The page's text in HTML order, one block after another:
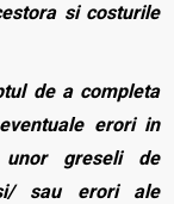
si costurile
de a completa
erori in
greseli de
sau erori ale